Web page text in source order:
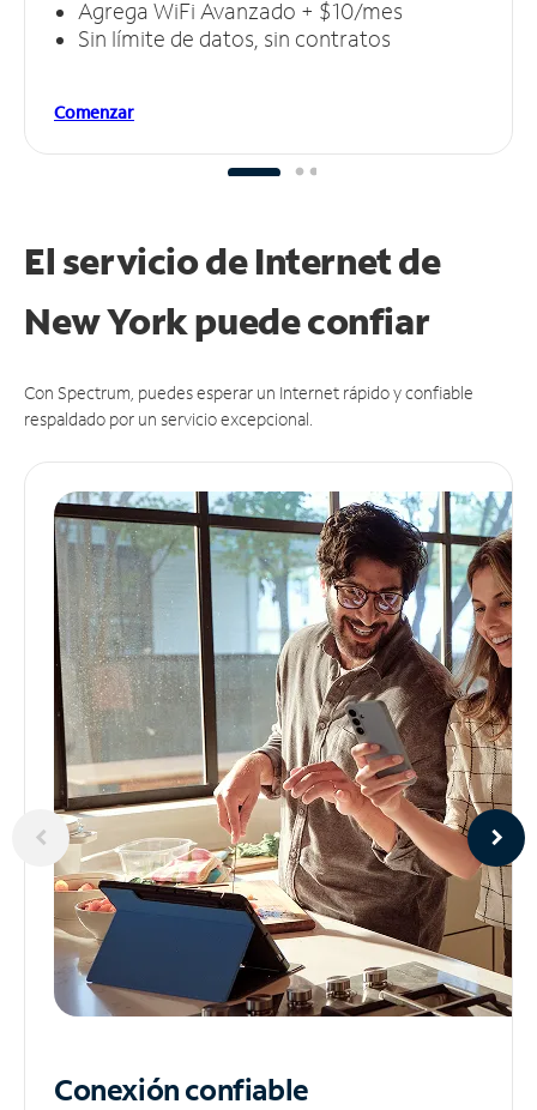
Agrega WiFi Avanzado + $10/mes
Sin límite de datos, sin contratos
Comenzar
El servicio de Internet de
New York puedeconfiar
Con Spectrum, puedes esperar un Internet rápido y confiable
respaldado por un servicio excepcional.
Conexión confiable